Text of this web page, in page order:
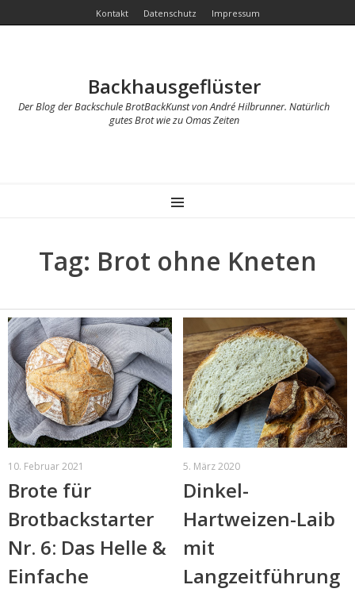
Kontakt Datenschutz Impressum
Backhausgeflüster
Der Blog der Backschule BrotBackKunst von André Hilbrunner. Natürlich
gutes Brot wie zu Omas Zeiten
MENU
Tag: Brot ohne Kneten
10. Februar 2021
Brote für
Brotbackstarter
Nr. 6: Das Helle &
Einfache
5. März 2020
Dinkel-
Hartweizen-Laib
mit
Langzeitführung